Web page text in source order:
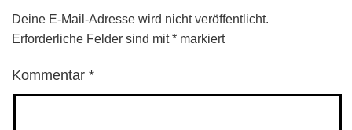
Deine E-Mail-Adresse wird nicht veröffentlicht.
Erforderliche Felder sind mit* markiert
Kommentar *